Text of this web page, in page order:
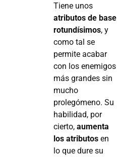
Tiene unos
atributos de base
rotundísimos, y
como tal se
permite acabar
con los enemigos
más grandes sin
mucho
prolegómeno. Su
habilidad, por
cierto, aumenta
los atributos en
lo que dure su